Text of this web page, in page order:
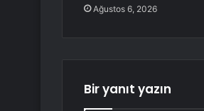
Ağustos 6, 2026
Bir yanıt yazın